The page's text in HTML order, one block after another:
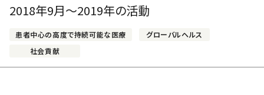
2018年9月～2019年の活動
患者中心の高度で持続可能な医療
グローバルヘルス
社会貢献